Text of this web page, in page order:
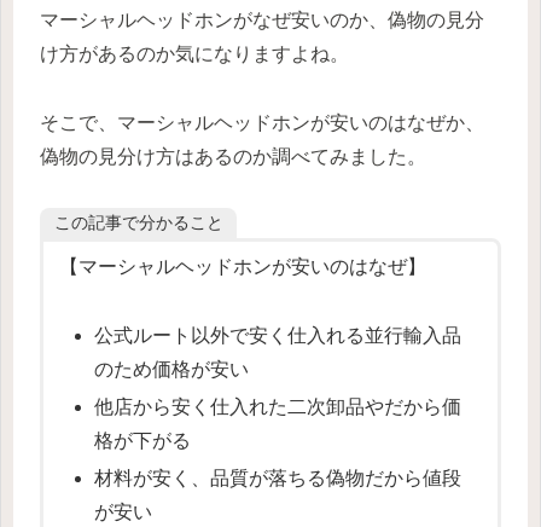
マーシャルヘッドホンがなぜ安いのか、偽物の見分
け方があるのか気になりますよね。
そこで、マーシャルヘッドホンが安いのはなぜか、
偽物の見分け方はあるのか調べてみました。
この記事で分かること
【マーシャルヘッドホンが安いのはなぜ】
公式ルート以外で安く仕入れる並行輸入品
のため価格が安い
他店から安く仕入れた二次卸品やだから価
格が下がる
材料が安く、品質が落ちる偽物だから値段
が安い